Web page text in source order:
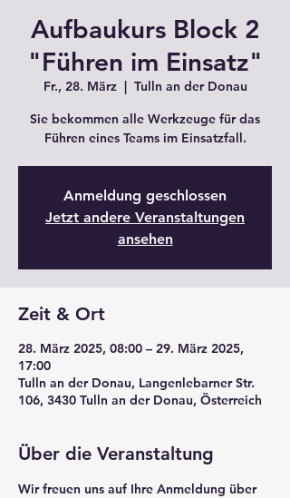
Aufbaukurs Block 2
"Führen im Einsatz"
Fr., 28. März
  |
Tulln an der Donau
Sie bekommen alle Werkzeuge für das
Führen eines Teams im Einsatzfall.
Anmeldung geschlossen
Jetzt andere Veranstaltungen
ansehen
Zeit & Ort
28. März 2025, 08:00 – 29. März 2025,
17:00
Tulln an der Donau, Langenlebarner Str.
106, 3430 Tulln an der Donau, Österreich
Über die Veranstaltung
Wir freuen uns auf Ihre Anmeldung über